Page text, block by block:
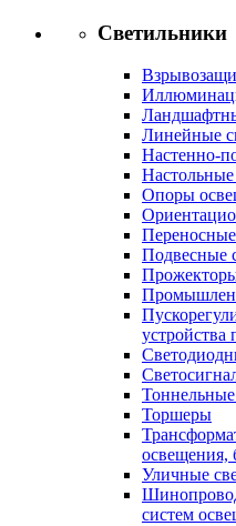
Светильники
Линейные
Настенно-
Опоры
Подвесные
устройства
Торшеры
освещения,
Уличные
систем